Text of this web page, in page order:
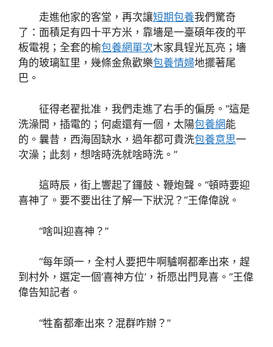
走進他家的客堂，再次讓短期包養我們驚奇
了：面積足有四十平方米，靠墻是一臺碩年夜的平
板電視；全套的榆包養網單次木家具锃光瓦亮；墻
角的玻璃缸里，幾條金魚歡樂包養情婦地擺著尾
巴。
征得老翟批准，我們走進了右手的偏房。“這是
洗澡間，插電的；何處還有一個，太陽包養網能
的。曩昔，西海固缺水，過年都可貴洗包養意思一
次澡；此刻，想啥時洗就啥時洗。”
這時辰，街上響起了鑼鼓、鞭炮聲。“頓時要迎
喜神了。要不要出往了解一下狀況？”王偉偉說。
“啥叫迎喜神？”
“每年頭一，全村人要把牛啊驢啊都牽出來，趕
到村外，選定一個‘喜神方位’，祈愿出門見喜。”王偉
偉告知記者。
“牲畜都牽出來？混群咋辦？”